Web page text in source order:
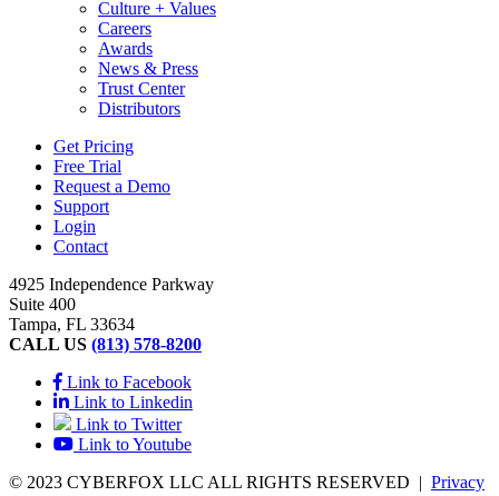
Culture + Values
Careers
Awards
News & Press
Trust Center
Distributors
Get Pricing
Free Trial
Request a Demo
Support
Login
Contact
4925 Independence Parkway
Suite 400
Tampa, FL 33634
CALL US (813) 578-8200
Link to Facebook
Link to Linkedin
Link to Twitter
Link to Youtube
© 2023 CYBERFOX LLC ALL RIGHTS RESERVED | Privacy